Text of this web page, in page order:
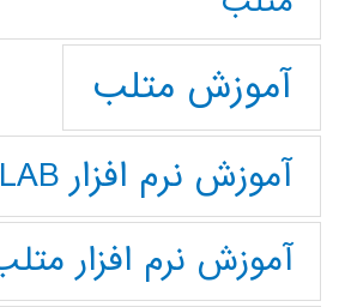
آموزش متلب
آموزش نرم افزار MATLAB
آموزش نرم افزار